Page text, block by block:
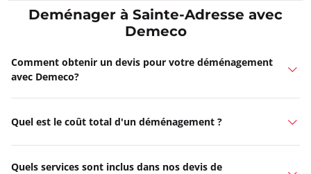
Deménager à Sainte-Adresse avec
Demeco
Comment obtenir un devis pour votre déménagement
avec Demeco?
Quel est le coût total d'un déménagement ?
Quels services sont inclus dans nos devis de